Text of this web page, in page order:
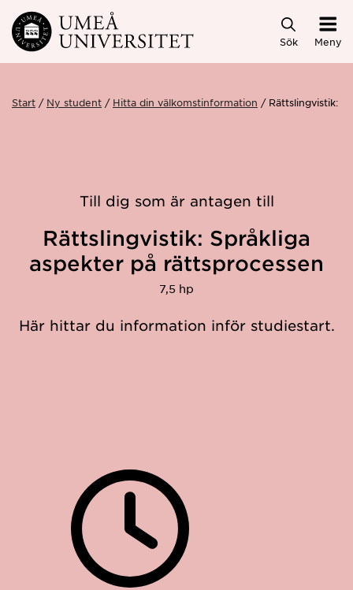
Hoppa direkt till innehållet
Sök Meny
Start Ny student Hitta din välkomstinformation Rättslingvistik:
Till dig som är antagen till
Rättslingvistik: Språkliga
aspekter på rättsprocessen
7,5 hp
Här hittar du information inför studiestart.